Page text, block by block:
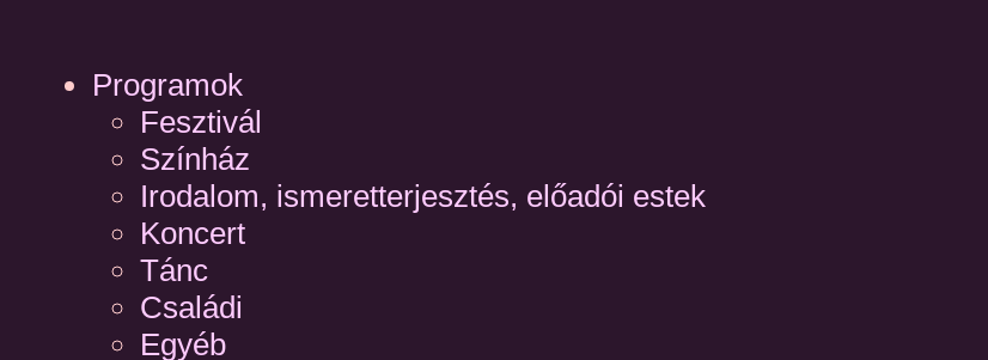
Programok
Fesztivál
Színház
Irodalom, ismeretterjesztés, előadói estek
Koncert
Tánc
Családi
Egyéb